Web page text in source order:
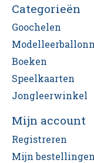
Categorieën
Goochelen
Boeken
Speelkaarten
Jongleerwinkel
Mijn account
Registreren
Mijn bestellingen